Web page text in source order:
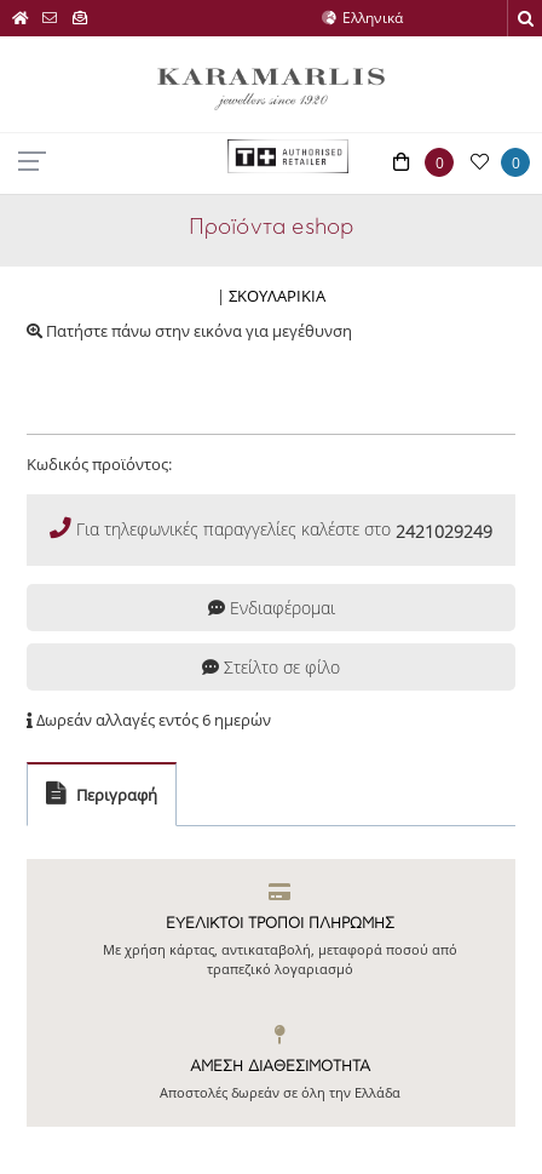
0 0
Προϊόντα eshop
| ΣΚΟΥΛΑΡΙΚΙΑ
Πατήστε πάνω στην εικόνα για μεγέθυνση
Κωδικός προϊόντος:
Για τηλεφωνικές παραγγελίες καλέστε στο 2421029249
Ενδιαφέρομαι
Στείλτο σε φίλο
Δωρεάν αλλαγές εντός 6 ημερών
Περιγραφή
ΕΥΕΛΙΚΤΟΙ ΤΡΟΠΟΙ ΠΛΗΡΩΜΗΣ
Με χρήση κάρτας, αντικαταβολή, μεταφορά ποσού από
τραπεζικό λογαριασμό
ΆΜΕΣΗ ΔΙΑΘΕΣΙΜΌΤΗΤΑ
Αποστολές δωρεάν σε όλη την Ελλάδα